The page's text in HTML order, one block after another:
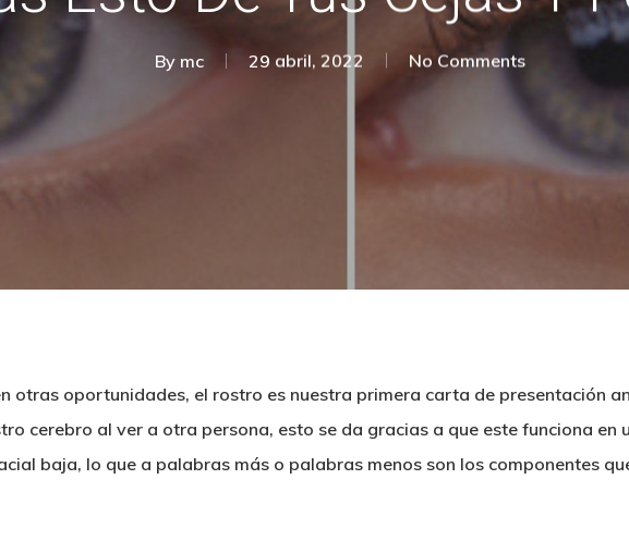
By mc 29 abril, 2022 No Comments
otras oportunidades, el rostro es nuestra primera carta de presentación
cerebro al ver a otra persona, esto se da gracias a que este funciona en
baja, lo que a palabras más o palabras menos son los componentes